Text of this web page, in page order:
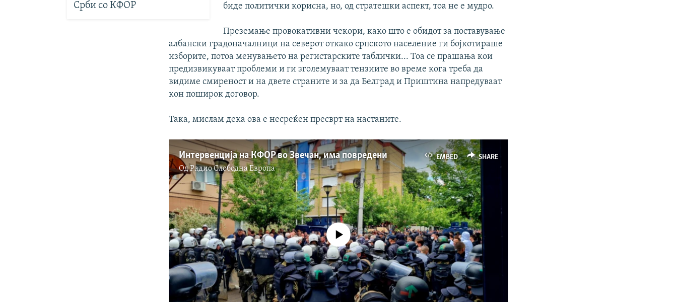
Срби со КФОР
биде политички корисна, но, од стратешки аспект, тоа не е мудро.
Преземање провокативни чекори, како што е обидот за поставување
албански градоначалници на северот откако српското население ги бојкотираше
изборите, потоа менувањето на регистарските таблички... Тоа се прашања кои
предизвикуваат проблеми и ги зголемуваат тензиите во време кога треба да
видиме смиреност и на двете страните и за да Белград и Приштина напредуваат
кон поширок договор.
Така, мислам дека ова е несреќен пресврт на настаните.
EMBED SHARE
Интервенција на КФОР во Звечан, има повредени
ОдРадио Слободна Eвропа
No media source currently available